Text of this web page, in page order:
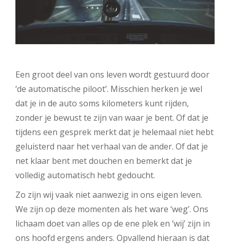
Een groot deel van ons leven wordt gestuurd door
‘de automatische piloot’. Misschien herken je wel
dat je in de auto soms kilometers kunt rijden,
zonder je bewust te zijn van waar je bent. Of dat je
tijdens een gesprek merkt dat je helemaal niet hebt
geluisterd naar het verhaal van de ander. Of dat je
net klaar bent met douchen en bemerkt dat je
volledig automatisch hebt gedoucht.
Zo zijn wij vaak niet aanwezig in ons eigen leven.
We zijn op deze momenten als het ware ‘weg’. Ons
lichaam doet van alles op de ene plek en ‘wij’ zijn in
ons hoofd ergens anders. Opvallend hieraan is dat